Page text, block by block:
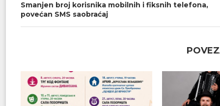
Smanjen broj korisnika mobilnih i fiksnih telefona,
povećan SMS saobraćaj